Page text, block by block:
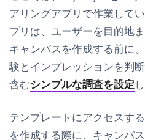
アリングアプリで作業して
プリは、ユーザーを目的地
キャンバスを作成する前に
験とインプレッションを判
含むシンプルな調査を設定
テンプレートにアクセスす
を作成する際に、 キャンバ